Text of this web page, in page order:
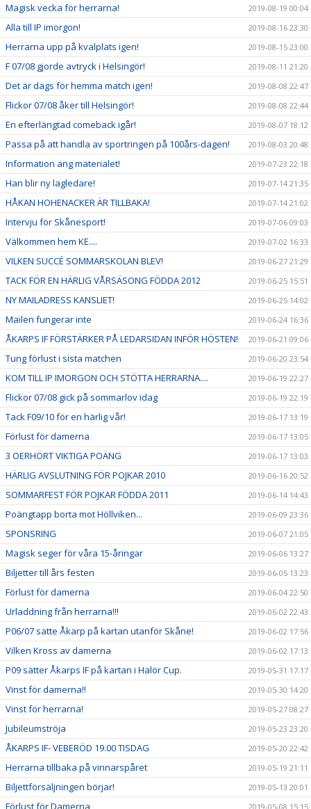
Magisk vecka för herrarna! 2019-08-19 00:04
Alla till IP imorgon! 2019-08-16 23:30
Herrarna upp på kvalplats igen! 2019-08-15 23:00
F 07/08 gjorde avtryck i Helsingör! 2019-08-11 21:20
Det är dags för hemma match igen! 2019-08-08 22:47
Flickor 07/08 åker till Helsingör! 2019-08-08 22:44
En efterlängtad comeback igår! 2019-08-07 18:12
Passa på att handla av sportringen på 100års-dagen! 2019-08-03 20:48
Information ang materialet! 2019-07-23 22:18
Han blir ny lagledare! 2019-07-14 21:35
HÅKAN HOHENACKER ÄR TILLBAKA! 2019-07-14 21:02
Intervju för Skånesport! 2019-07-06 09:03
Välkommen hem KE.... 2019-07-02 16:33
VILKEN SUCCÉ SOMMARSKOLAN BLEV! 2019-06-27 21:29
TACK FÖR EN HÄRLIG VÅRSÄSONG FÖDDA 2012 2019-06-25 15:51
NY MAILADRESS KANSLIET! 2019-06-25 14:02
Mailen fungerar inte 2019-06-24 16:36
ÅKARPS IF FÖRSTÄRKER PÅ LEDARSIDAN INFÖR HÖSTEN! 2019-06-21 09:06
Tung förlust i sista matchen 2019-06-20 23:54
KOM TILL IP IMORGON OCH STÖTTA HERRARNA.... 2019-06-19 22:27
Flickor 07/08 gick på sommarlov idag 2019-06-19 22:19
Tack F09/10 för en härlig vår! 2019-06-17 13:19
Förlust för damerna 2019-06-17 13:05
3 OERHÖRT VIKTIGA POÄNG 2019-06-17 13:03
HÄRLIG AVSLUTNING FÖR POJKAR 2010 2019-06-16 20:52
SOMMARFEST FÖR POJKAR FÖDDA 2011 2019-06-14 14:43
Poängtapp borta mot Höllviken... 2019-06-09 23:36
SPONSRING 2019-06-07 21:05
Magisk seger för våra 15-åringar 2019-06-06 13:27
Biljetter till års festen 2019-06-05 13:23
Förlust för damerna 2019-06-04 22:50
Urladdning från herrarna!!! 2019-06-02 22:43
P06/07 satte Åkarp på kartan utanför Skåne! 2019-06-02 17:56
Vilken Kross av damerna 2019-06-02 17:13
P09 sätter Åkarps IF på kartan i Halör Cup. 2019-05-31 17:17
Vinst för damerna!! 2019-05-30 14:20
Vinst för herrarna! 2019-05-27 08:27
Jubileumströja 2019-05-23 23:20
ÅKARPS IF- VEBERÖD 19.00 TISDAG 2019-05-20 22:42
Herrarna tillbaka på vinnarspåret 2019-05-19 21:11
Biljettförsäljningen börjar! 2019-05-13 20:01
Förlust för Damerna 2019-05-08 15:15